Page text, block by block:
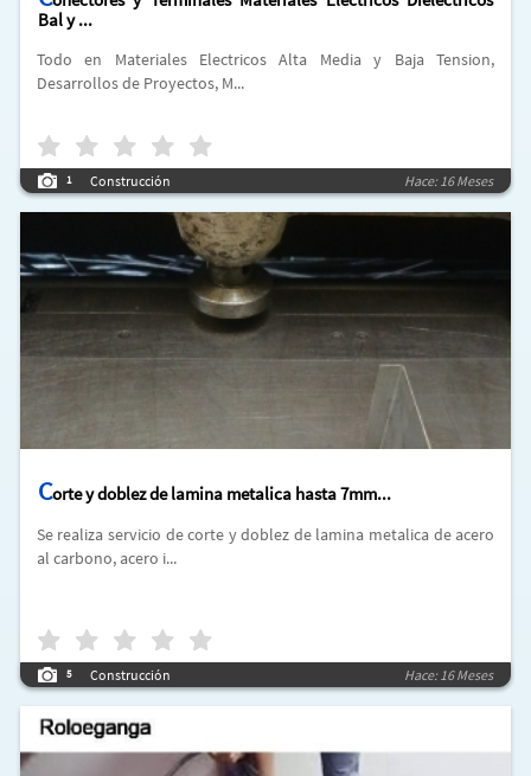
Bal y ...
Todo en Materiales Electricos Alta Media y Baja Tension,
Desarrollos de Proyectos, M...
1 Construcción Hace: 16 Meses
Corte y doblez de lamina metalica hasta 7mm...
Se realiza servicio de corte y doblez de lamina metalica de acero
al carbono, acero i...
5 Construcción Hace: 16 Meses